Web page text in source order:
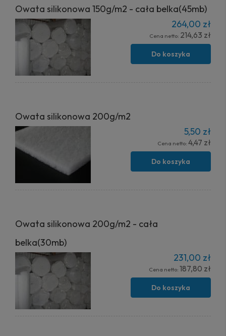
Owata silikonowa 150g/m2 - cała belka(45mb)
264,00 zł
Cena netto: 214,63 zł
Do koszyka
Owata silikonowa 200g/m2
5,50 zł
Cena netto: 4,47 zł
Do koszyka
Owata silikonowa 200g/m2 - cała
belka(30mb)
231,00 zł
Cena netto: 187,80 zł
Do koszyka